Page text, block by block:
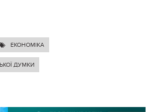
ЕКОНОМІКА
ДУМКИ